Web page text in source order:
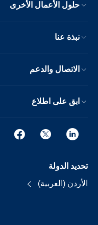
حلول الأعمال الأخرى
نبذة عنا
الاتصال والدعم
ابق على اطلاع
تحديد الدولة
الأردن (العربية)